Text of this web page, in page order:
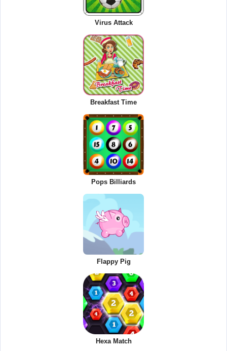
Virus Attack
Breakfast Time
Pops Billiards
Flappy Pig
Hexa Match